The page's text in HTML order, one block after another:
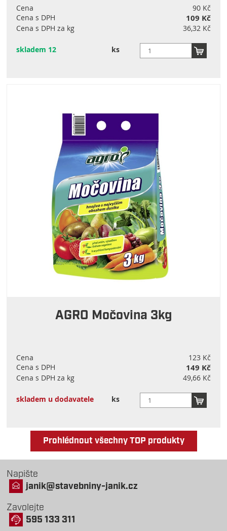
Cena
90 Kč
Cena s DPH
109 Kč
Cena s DPH za kg 36,32 Kč
skladem 12 ks
AGRO Močovina 3kg
Cena
123 Kč
Cena s DPH
149 Kč
Cena s DPH za kg 49,66 Kč
skladem u dodavatele ks
Prohlédnout všechny TOP produkty
Napište
janik@stavebniny-janik.cz
Zavolejte
595 133 311